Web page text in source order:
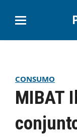
CONSUMO
MIBAT